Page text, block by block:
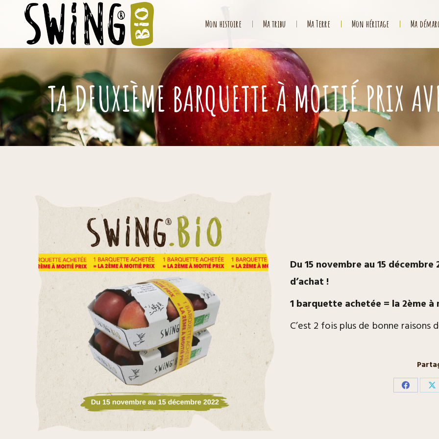
Mon histoire Ma tribu Ma Terre Mon héritage Ma
TA DEUXIÈME BARQUETTE À MOITIÉ PRIX
Du 15 novembre au 15
d’achat !
1 barquette achetée = la 2ème
C’est 2 fois plus de bonne raisons
Partager